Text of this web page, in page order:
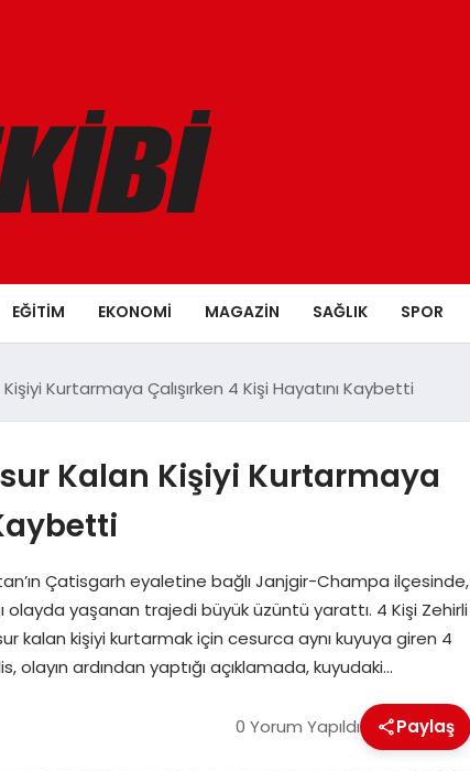
EĞITIM EKONOMI MAGAZIN SAĞLIK SPOR
Kurtarmaya Çalışırken 4 Kişi Hayatını Kaybetti
Kalan Kişiyi Kurtarmaya
Çatisgarh eyaletine bağlı Janjgir-Champa ilçesinde,
olayda yaşanan trajedi büyük üzüntü yarattı. 4 Kişi Zehirli
kalan kişiyi kurtarmak için cesurca aynı kuyuya giren 4
olayın ardından yaptığı açıklamada, kuyudaki…
0 Yorum Yapıldı Paylaş